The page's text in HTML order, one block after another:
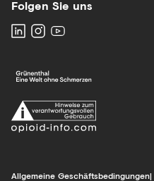
Folgen Sie uns
Allgemeine Geschäftsbedingungen